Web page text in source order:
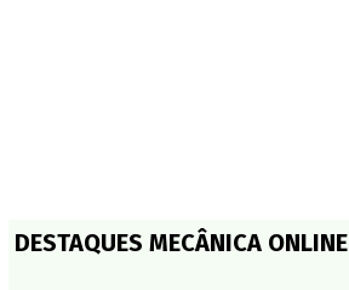
DESTAQUES MECÂNICA ONLINE